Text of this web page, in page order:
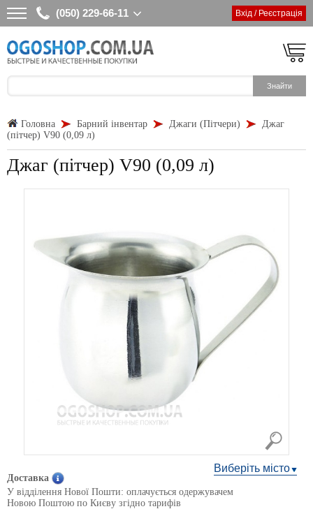
(050) 229-66-11 Вхід / Реєстрація
Головна Барний інвентар Джаги (Пітчери)
Джаг
(пітчер) V90 (0,09 л)
Джаг (пітчер) V90 (0,09 л)
Виберіть місто
Доставка
У відділення Нової Пошти: оплачується одержувачем
Новою Поштою по Києву згідно тарифів